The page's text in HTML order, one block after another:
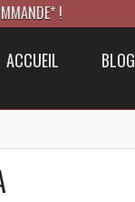
!
ACCUEIL BLOG